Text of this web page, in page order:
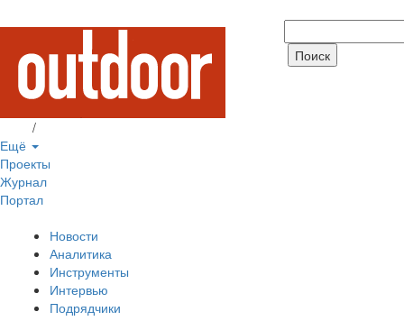
/
Ещё
Проекты
Журнал
Портал
Новости
Аналитика
Инструменты
Интервью
Подрядчики